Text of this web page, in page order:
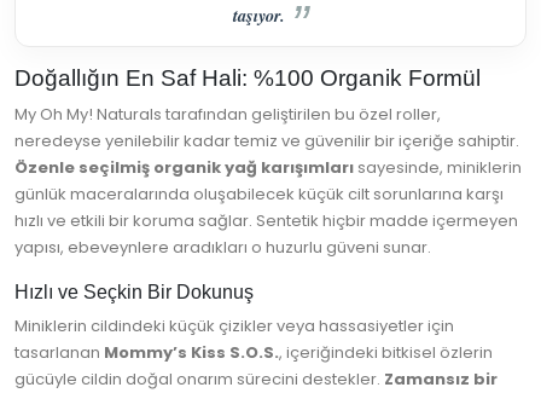
taşıyor.
Doğallığın En Saf Hali: %100 Organik Formül
My Oh My! Naturals tarafından geliştirilen bu özel roller,
neredeyse yenilebilir kadar temiz ve güvenilir bir içeriğe sahiptir.
Özenle seçilmiş organik yağ karışımları sayesinde, miniklerin
günlük maceralarında oluşabilecek küçük cilt sorunlarına karşı
hızlı ve etkili bir koruma sağlar. Sentetik hiçbir madde içermeyen
yapısı, ebeveynlere aradıkları o huzurlu güveni sunar.
Hızlı ve Seçkin Bir Dokunuş
Miniklerin cildindeki küçük çizikler veya hassasiyetler için
tasarlanan Mommy’s Kiss S.O.S., içeriğindeki bitkisel özlerin
gücüyle cildin doğal onarım sürecini destekler. Zamansız bir